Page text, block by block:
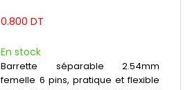
0.800 DT
En stock
Barrette séparable 2.54mm
femelle 6 pins, pratique et flexible